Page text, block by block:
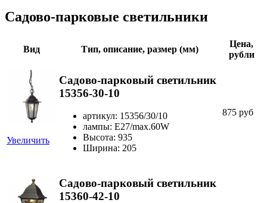
Садово-парковые светильники
Вид Тип, описание, размер (мм)
Цена,
рубли
Увеличить
Садово-парковый светильник
15356-30-10
артикул: 15356/30/10
лампы: Е27/max.60W
Высота: 935
Ширина: 205
875 руб
Садово-парковый светильник
15360-42-10